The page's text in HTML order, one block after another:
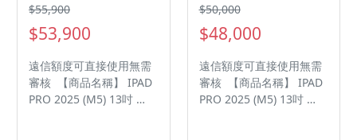
$55,900
$53,900
遠信額度可直接使用無需
審核 【商品名稱】 IPAD
PRO 2025 (M5) 13吋
$50,000
$48,000
遠信額度可直接使用無需
審核 【商品名稱】 IPAD
PRO 2025 (M5) 13吋